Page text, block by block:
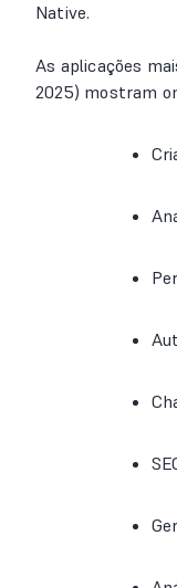
Native.
As aplicações
2025) mostram